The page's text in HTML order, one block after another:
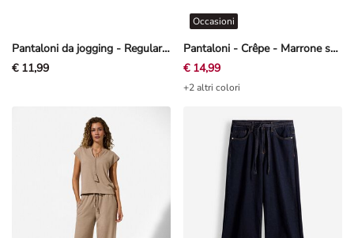
Pantaloni da jogging - Regular Fit - Nero
€ 11,99
Pantaloni - Crêpe - Marrone scuro
Occasioni
€ 14,99
+2 altri colori